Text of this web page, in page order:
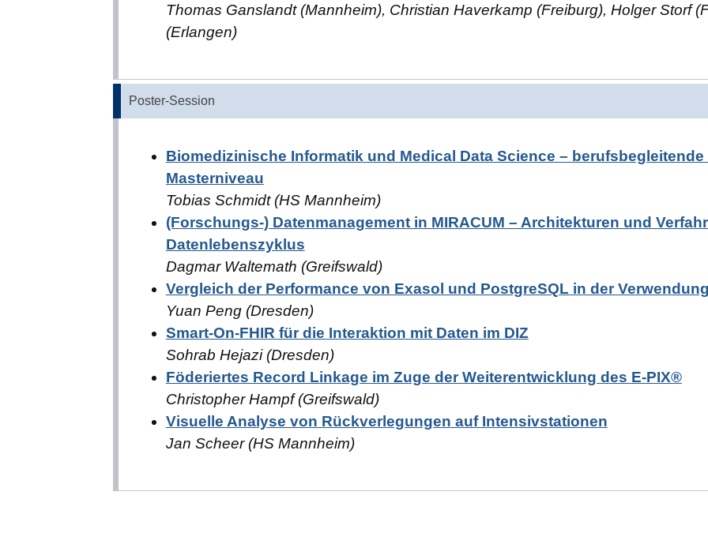
Thomas Ganslandt (Mannheim), Christian Haverkamp (Freiburg), Holger Storf
(Erlangen)
Poster-Session
Biomedizinische Informatik und Medical Data Science –
Masterniveau
Tobias Schmidt (HS Mannheim)
(Forschungs-) Datenmanagement in MIRACUM – Architekturen und
Datenlebenszyklus
Dagmar Waltemath (Greifswald)
Vergleich der Performance von Exasol und PostgreSQL in der
Yuan Peng (Dresden)
Smart-On-FHIR für die Interaktion mit Daten im DIZ
Sohrab Hejazi (Dresden)
Föderiertes Record Linkage im Zuge der Weiterentwicklung des E-PIX®
Christopher Hampf (Greifswald)
Visuelle Analyse von Rückverlegungen auf Intensivstationen
Jan Scheer (HS Mannheim)